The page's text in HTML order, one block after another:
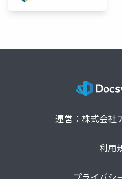
運営：株式会社
利用